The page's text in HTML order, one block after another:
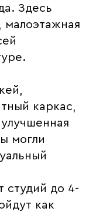
Здесь
малоэтажная
каркас,
могли
студий до 4-
как